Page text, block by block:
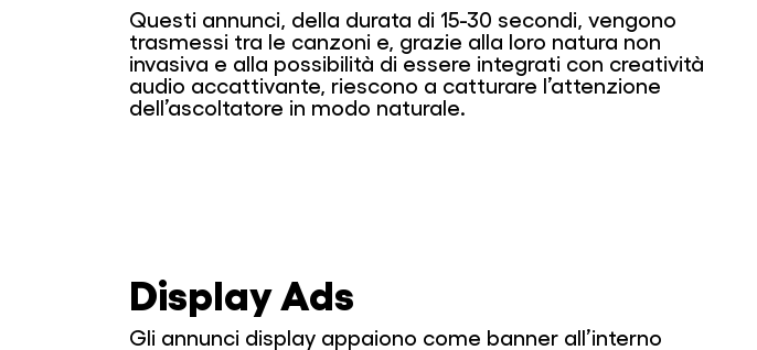
Questi annunci, della durata di 15-30 secondi, vengono
trasmessi tra le canzoni e, grazie alla loro natura non
invasiva e alla possibilità di essere integrati con creatività
audio accattivante, riescono a catturare l’attenzione
dell’ascoltatore in modo naturale.
Display Ads
Gli annunci display appaiono come banner all’interno